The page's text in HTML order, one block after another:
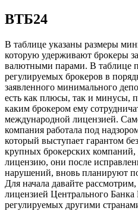
ВТБ24
В таблице указаны размеры
которую удерживают брокеры
валютными парами. В таблице
регулируемых брокеров в
заявленного минимального
есть как плюсы, так и минусы,
каким брокером ему
международной лицензией.
компания работала под
который выступает гарантом
крупных брокерских компаний,
лицензию, они после
нарушений, вновь планируют
Для начала давайте
лицензией Центрального
регулируемых другими